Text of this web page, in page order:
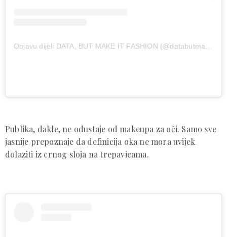
Publika, dakle, ne odustaje od makeupa za oči. Samo sve
jasnije prepoznaje da definicija oka ne mora uvijek
dolaziti iz crnog sloja na trepavicama.